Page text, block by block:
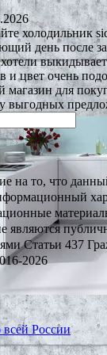
холодильник
день после
и цвет очень
для
выгодных
на то, что
являются
Статьи 437
2026
России